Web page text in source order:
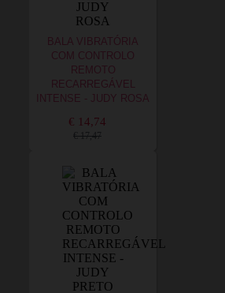
BALA VIBRATÓRIA
COM CONTROLO
REMOTO
RECARREGÁVEL
INTENSE - JUDY ROSA
€ 14,74
€ 17,47